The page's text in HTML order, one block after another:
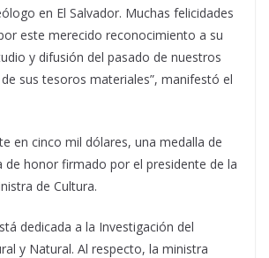
en El Salvador. Muchas felicidades
este merecido reconocimiento a su
y difusión del pasado de nuestros
sus tesoros materiales”, manifestó el
en cinco mil dólares, una medalla de
de honor firmado por el presidente de la
de Cultura.
dedicada a la Investigación del
y Natural. Al respecto, la ministra